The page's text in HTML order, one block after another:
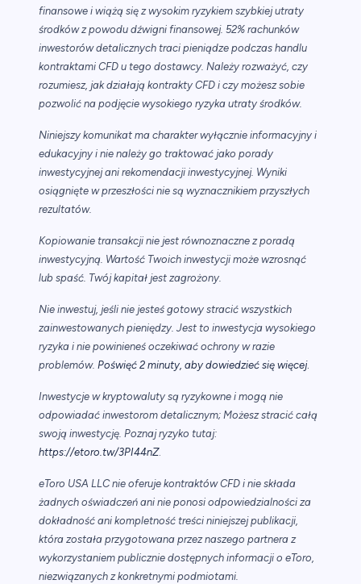
finansowe i wiążą się z wysokim ryzykiem szybkiej utraty
środków z powodu dźwigni finansowej. 52% rachunków
inwestorów detalicznych traci pieniądze podczas handlu
kontraktami CFD u tego dostawcy. Należy rozważyć, czy
rozumiesz, jak działają kontrakty CFD i czy możesz sobie
pozwolić na podjęcie wysokiego ryzyka utraty środków.
Niniejszy komunikat ma charakter wyłącznie informacyjny i
edukacyjny i nie należy go traktować jako porady
inwestycyjnej ani rekomendacji inwestycyjnej. Wyniki
osiągnięte w przeszłości nie są wyznacznikiem przyszłych
rezultatów.
Kopiowanie transakcji nie jest równoznaczne z poradą
inwestycyjną. Wartość Twoich inwestycji może wzrosnąć
lub spaść. Twój kapitał jest zagrożony.
Nie inwestuj, jeśli nie jesteś gotowy stracić wszystkich
zainwestowanych pieniędzy. Jest to inwestycja wysokiego
ryzyka i nie powinieneś oczekiwać ochrony w razie
problemów. Poświęć 2 minuty, aby dowiedzieć się więcej.
Inwestycje w kryptowaluty są ryzykowne i mogą nie
odpowiadać inwestorom detalicznym; Możesz stracić całą
swoją inwestycję. Poznaj ryzyko tutaj:
https://etoro.tw/3PI44nZ.
eToro USA LLC nie oferuje kontraktów CFD i nie składa
żadnych oświadczeń ani nie ponosi odpowiedzialności za
dokładność ani kompletność treści niniejszej publikacji,
która została przygotowana przez naszego partnera z
wykorzystaniem publicznie dostępnych informacji o eToro,
niezwiązanych z konkretnymi podmiotami.